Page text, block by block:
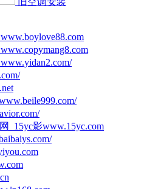
www.boylove88.com
www.copymang8.com
www.yidan2.com/
_15yc影www.15yc.com